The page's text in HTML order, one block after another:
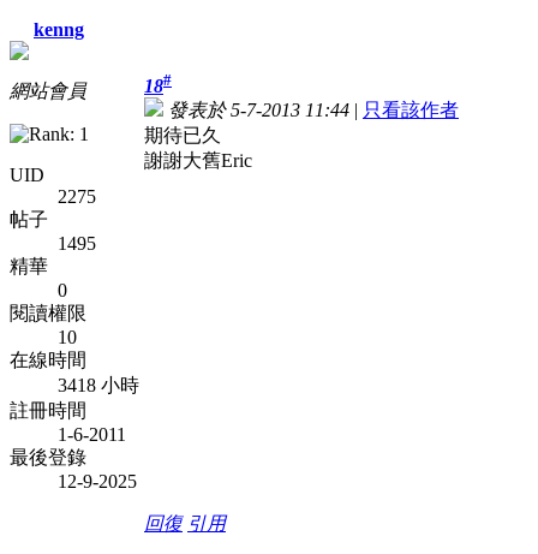
kenng
網站會員
UID
2275
帖子
1495
精華
0
閱讀權限
10
在線時間
3418 小時
註冊時間
1-6-2011
最後登錄
12-9-2025
18#
發表於 5-7-2013 11:44 | 只看該作者
期待已久
謝謝大舊Eric
回復 引用